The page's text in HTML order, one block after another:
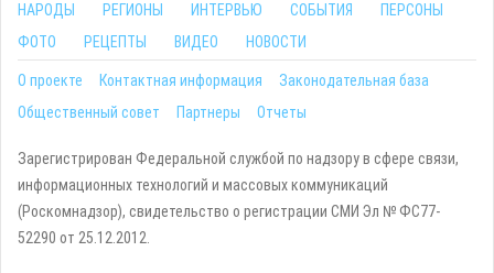
НАРОДЫ РЕГИОНЫ ИНТЕРВЬЮ СОБЫТИЯ
ПЕРСОНЫ
ФОТО
РЕЦЕПТЫ ВИДЕО НОВОСТИ
О проекте Контактная информация
Законодательная база
Общественный совет
Партнеры Отчеты
Зарегистрирован Федеральной службой по надзору в сфере связи,
информационных технологий и массовых коммуникаций
(Роскомнадзор), свидетельство о регистрации СМИ Эл № ФС77-
52290 от 25.12.2012.